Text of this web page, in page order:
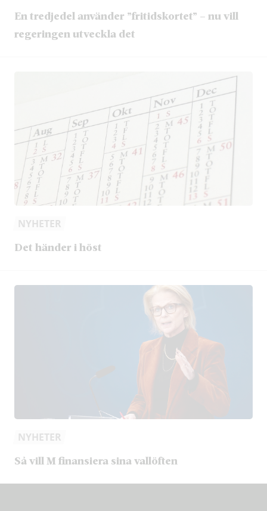
En tredjedel använder ”fritidskortet” – nu vill
regeringen utveckla det
NYHETER
Det händer i höst
NYHETER
Så vill M finansiera sina vallöften